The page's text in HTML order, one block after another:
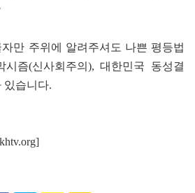
만 주위에 알려주셔도 나쁜 평등법
시즘(신사회주의), 대한민국 동성결
있습니다.